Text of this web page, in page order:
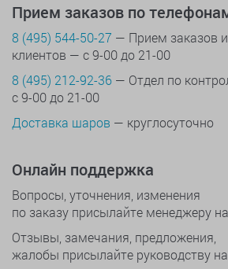
Прием заказов по
8 (495) 544-50-27 — Прием заказов
клиентов — с 9-00 до 21-00
8 (495) 212-92-36 — Отдел по
с 9-00 до 21-00
Доставка шаров — круглосуточно
Онлайн поддержка
Вопросы, уточнения, изменения
по заказу присылайте менеджеру на
Отзывы, замечания, предложения,
жалобы присылайте руководству на